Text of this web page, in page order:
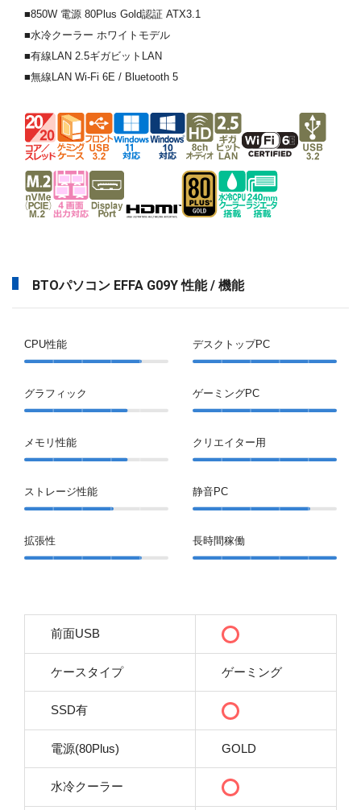
■850W 電源 80Plus Gold認証 ATX3.1
■水冷クーラー ホワイトモデル
■有線LAN 2.5ギガビットLAN
■無線LAN Wi-Fi 6E / Bluetooth 5
BTOパソコン EFFA G09Y 性能 / 機能
CPU性能
グラフィック
メモリ性能
ストレージ性能
拡張性
デスクトップPC
ゲーミングPC
クリエイター用
静音PC
長時間稼働
前面USB
ケースタイプ ゲーミング
SSD有
電源(80Plus) GOLD
水冷クーラー